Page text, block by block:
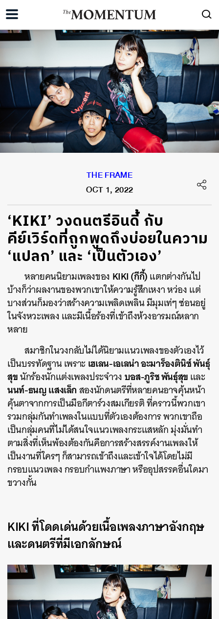
THE FRAME
OCT 1, 2022
‘KIKI’ วงดนตรีอินดี้ กับ
คีย์เวิร์ดที่ถูกพูดถึงบ่อยในความ
‘แปลก’ และ ‘เป็นตัวเอง’
หลายคนนิยามเพลงของ KIKI (กีกี้)แตกต่างกันไป
บ้างก็ว่าผลงานของพวกเขาให้ความรู้สึกเหงา หว่อง แต่
บางส่วนก็มองว่าสร้างความเพลิดเพลิน มีมุมเท่ๆ ซ่อนอยู่
ในจังหวะเพลง และมีเนื้อร้องที่เข้าถึงห้วงอารมณ์หลาก
หลาย
สมาชิกในวงกลับไม่ได้นิยามแนวเพลงของตัวเองไว้
เป็นบรรทัดฐาน เพราะ เฮเลน-เอเลน่า อะมาร็องตินิซ์ พันธุ์
สุขนักร้องนักแต่งเพลงประจำวงบอส-ภูริช พันธุ์สุขและ
นนท์-ธนญ แสงเล็กสองนักดนตรีที่หลายคนอาจคุ้นหน้า
คุ้นตาจากการเป็นมือกีตาร์วงสมเกียรติ ที่คราวนี้พวกเขา
รวมกลุ่มกันทำเพลงในแบบที่ตัวเองต้องการ พวกเขาถือ
เป็นกลุ่มคนที่ไม่ได้สนใจแนวเพลงกระแสหลัก มุ่งมั่นทำ
ตามสิ่งที่เห็นพ้องต้องกันคือการสร้างสรรค์งานเพลงให้
เป็นงานที่ใครๆ ก็สามารถเข้าถึงและเข้าใจได้โดยไม่มี
กรอบแนวเพลง กรอบกำแพงภาษา หรืออุปสรรคอื่นใดมา
ขวางกั้น
KIKI ที่โดดเด่นด้วยเนื้อเพลงภาษาอังกฤษ
และดนตรีที่มีเอกลักษณ์